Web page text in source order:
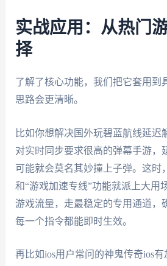
实战应用：从热门
择
了解了核心功能，我们把它套用到
思路会更清晰。
比如你想解决国外玩碧蓝航线延迟
对实时同步要求很高的弹幕手游，
可能就会莫名其妙撞上子弹。这时
和“游戏加速专线”功能就派上大用
游戏流量，走最稳定的专用通道，
每一个指令都能即时生效。
再比如ios用户常问的神鬼传奇ios